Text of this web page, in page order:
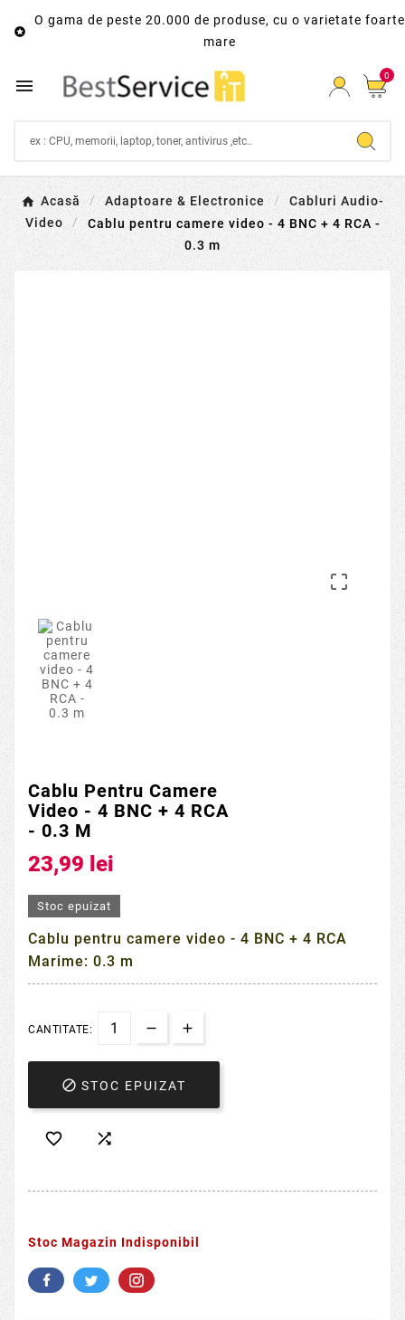

O gama de peste 20.000 de produse, cu o varietate foarte
mare
 0
Acasă Adaptoare & Electronice
Cabluri Audio-
Video
Cablu pentru camere video - 4 BNC + 4 RCA -
0.3 m

Cablu Pentru Camere
Video - 4 BNC + 4 RCA
- 0.3 M
23,99 lei
Stoc epuizat
Cablu pentru camere video - 4 BNC + 4 RCA
Marime: 0.3 m
CANTITATE:
 STOC EPUIZAT
 
Stoc Magazin Indisponibil